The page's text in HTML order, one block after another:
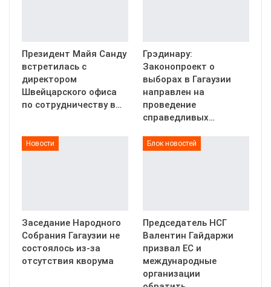
Президент Майя Санду
встретилась с
директором
Швейцарского офиса
по сотрудничеству в…
Грэдинару:
Законопроект о
выборах в Гагаузии
направлен на
проведение
справедливых…
Новости
Заседание Народного
Собрания Гагаузии не
состоялось из-за
отсутствия кворума
Блок новостей
Председатель НСГ
Валентин Гайдаржи
призвал ЕС и
международные
организации